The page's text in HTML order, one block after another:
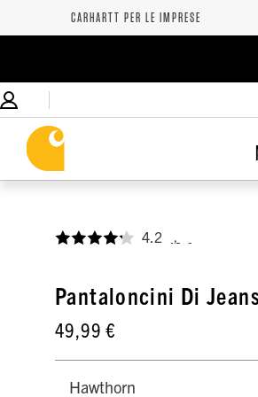
CARHARTT PER LE IMPRESE
4.2
Pantaloncini Di
49,99 €
Hawthorn